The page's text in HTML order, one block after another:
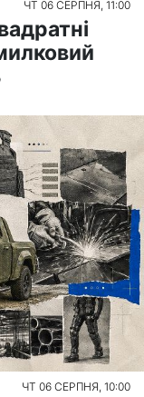
ЧТ 06 СЕРПНЯ, 11:00
ЧТ 06 СЕРПНЯ, 10:00